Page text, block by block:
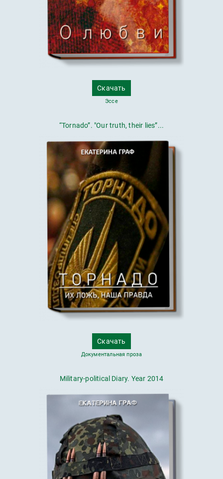
Скачать
Эссе
“Tornado”. "Our truth, their lies”...
Скачать
Документальная проза
Military-political Diary. Year 2014